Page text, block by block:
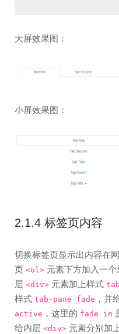
大屏效果图：
小屏效果图：
2.1.4 标签页内容
切换标签页显示出内容在
页 <ul> 元素下方加入一
层 <div> 元素加上样式
样式 tab-pane fade ，并
active ，这里的 fade in
给内层 <div> 元素分别加